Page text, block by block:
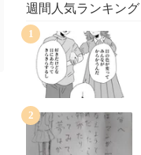
週間人気ランキング
1
2